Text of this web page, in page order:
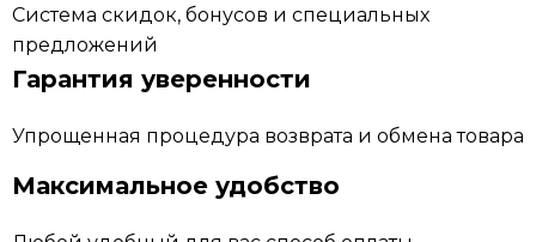
Система скидок, бонусов и специальных
предложений
Гарантия уверенности
Упрощенная процедура возврата и обмена товара
Максимальное удобство